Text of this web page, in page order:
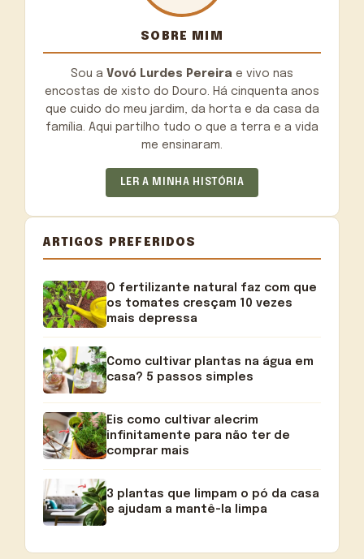
SOBRE MIM
Sou a Vovó Lurdes Pereira e vivo nas
encostas de xisto do Douro. Há cinquenta anos
que cuido do meu jardim, da horta e da casa da
família. Aqui partilho tudo o que a terra e a vida
me ensinaram.
LER A MINHA HISTÓRIA
ARTIGOS PREFERIDOS
O fertilizante natural faz com que
os tomates cresçam 10 vezes
mais depressa
Como cultivar plantas na água em
casa? 5 passos simples
Eis como cultivar alecrim
infinitamente para não ter de
comprar mais
3 plantas que limpam o pó da casa
e ajudam a mantê-la limpa